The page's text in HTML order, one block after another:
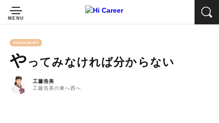
BLOG&NEWS
や ってみなければ分からない
工藤浩美
工藤浩美の東へ西へ